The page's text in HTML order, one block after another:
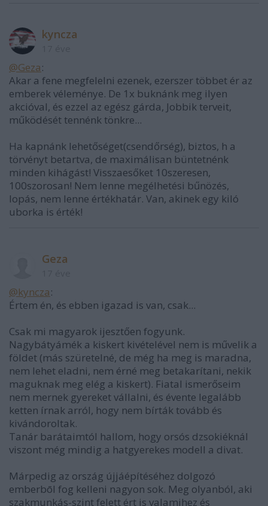
kyncza
@Geza:
Akar a fene megfelelni ezenek, ezerszer többet ér az
emberek véleménye. De 1x buknánk meg ilyen
akcióval, és ezzel az egész gárda, Jobbik terveit,
működését tennénk tönkre...
Ha kapnánk lehetőséget(csendőrség), biztos, h a
törvényt betartva, de maximálisan büntetnénk
minden kihágást! Visszaesőket 10szeresen,
100szorosan! Nem lenne megélhetési bűnözés,
lopás, nem lenne értékhatár. Van, akinek egy kiló
uborka is érték!
Geza
@kyncza:
Értem én, és ebben igazad is van, csak...
Csak mi magyarok ijesztően fogyunk.
Nagybátyámék a kiskert kivételével nem is művelik a
földet (más szüretelné, de még ha meg is maradna,
nem lehet eladni, nem érné meg betakarítani, nekik
maguknak meg elég a kiskert). Fiatal ismerőseim
nem mernek gyereket vállalni, és évente legalább
ketten írnak arról, hogy nem bírták tovább és
kivándoroltak.
Tanár barátaimtól hallom, hogy orsós dzsokiéknál
viszont még mindig a hatgyerekes modell a divat.
Márpedig az ország újjáépítéséhez dolgozó
emberbōl fog kelleni nagyon sok. Meg olyanból, aki
szakmunkás-szint felett ért is valamihez és